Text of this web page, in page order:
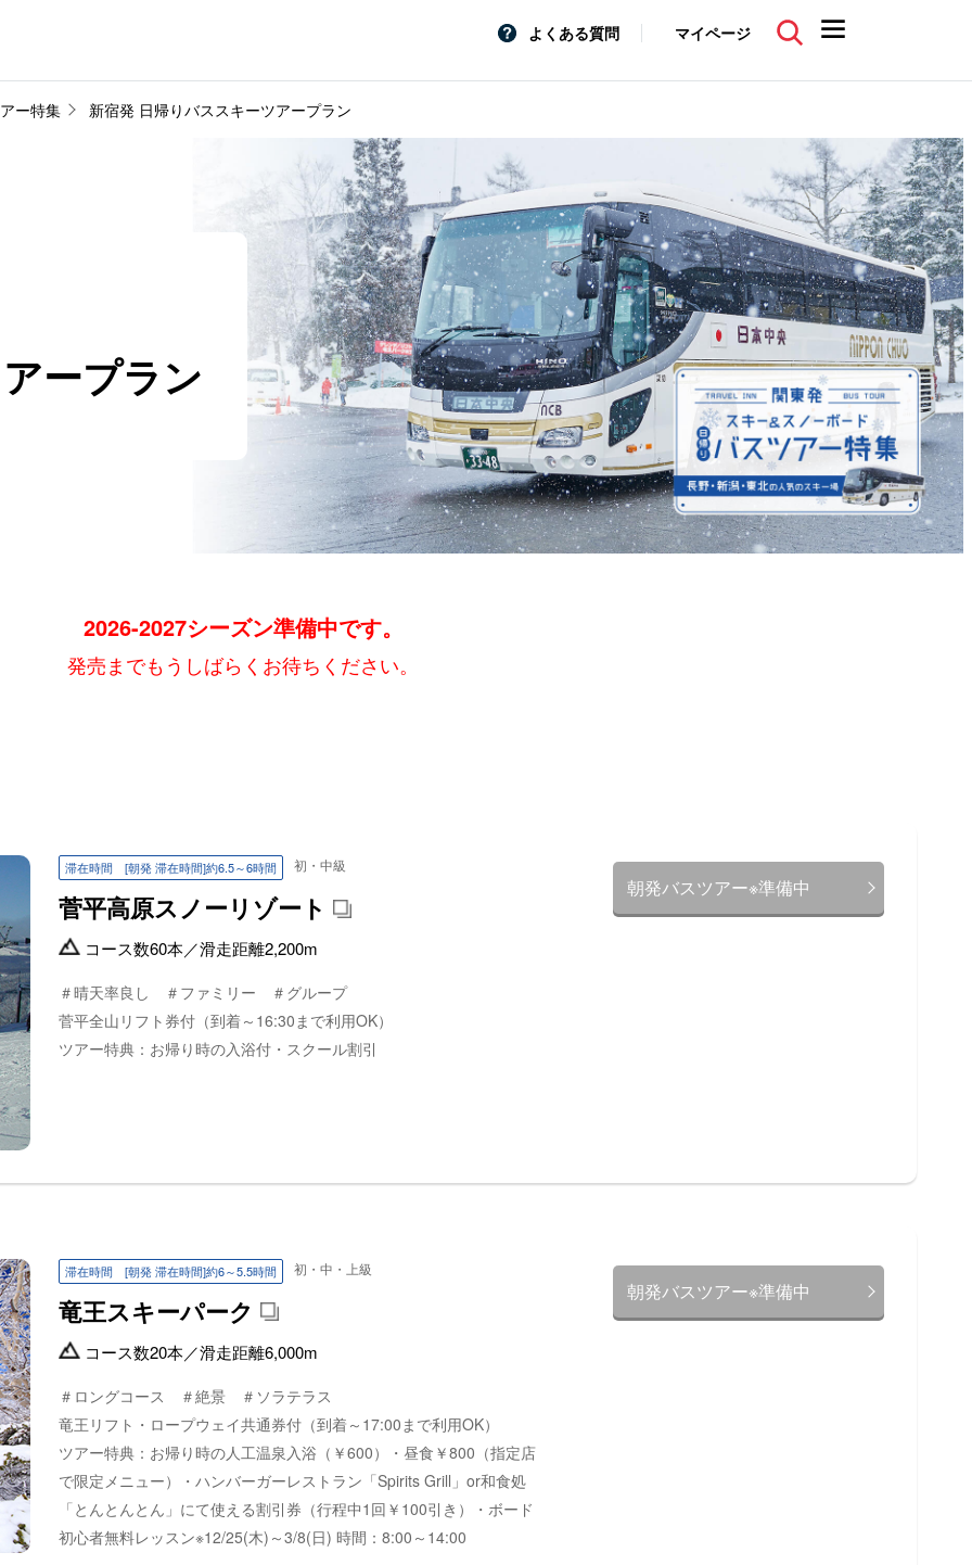
よくある質問 マイページ
ー特集 新宿発 日帰りバススキーツアープラン
ープラン
2026-2027シーズン準備中です。
発売までもうしばらくお待ちください。
滞在時間 [朝発 滞在時間]約6.5～6時間 初・中級
菅平高原スノーリゾート
コース数60本／滑走距離2,200m
＃晴天率良し ＃ファミリー ＃グループ
菅平全山リフト券付（到着～16:30まで利用OK）
ツアー特典：お帰り時の入浴付・スクール割引
朝発バスツアー※準備中
滞在時間 [朝発 滞在時間]約6～5.5時間 初・中・上級
竜王スキーパーク
コース数20本／滑走距離6,000m
＃ロングコース ＃絶景 ＃ソラテラス
竜王リフト・ロープウェイ共通券付（到着～17:00まで利用OK）
ツアー特典：お帰り時の人工温泉入浴（￥600）・昼食￥800（指定店
で限定メニュー）・ハンバーガーレストラン「Spirits Grill」or和食処
「とんとんとん」にて使える割引券（行程中1回￥100引き）・ボード
初心者無料レッスン※12/25(木)～3/8(日) 時間：8:00～14:00
朝発バスツアー※準備中